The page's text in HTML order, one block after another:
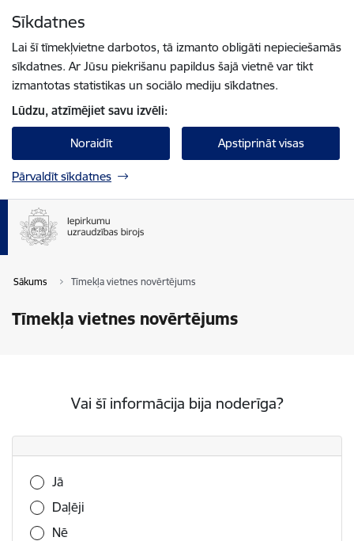
Sīkdatnes
Lai šī tīmekļvietne darbotos, tā izmanto obligāti nepieciešamās
sīkdatnes. Ar Jūsu piekrišanu papildus šajā vietnē var tikt
izmantotas statistikas un sociālo mediju sīkdatnes.
Lūdzu, atzīmējiet savu izvēli:
Noraidīt Apstiprināt visas
Pārvaldīt sīkdatnes
Sākums Tīmekļa vietnes novērtējums
Tīmekļa vietnes novērtējums
Vai šī informācija bija noderīga?
Vai šī informācija bija noderīga?
Jā
Daļēji
Nē